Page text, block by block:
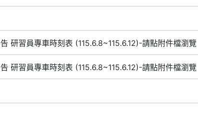
研習員專車時刻表 (115.6.8~115.6.12)-請點附件檔瀏覽
研習員專車時刻表 (115.6.8~115.6.12)-請點附件檔瀏覽